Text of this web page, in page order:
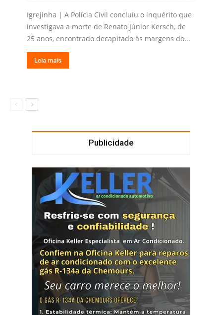
Igrejinha | A Polícia Civil concluiu o inquérito que
investigava a morte de Renato Júnior Kersch, de
25 anos, encontrado decapitado às margens do...
Leia mais
Publicidade